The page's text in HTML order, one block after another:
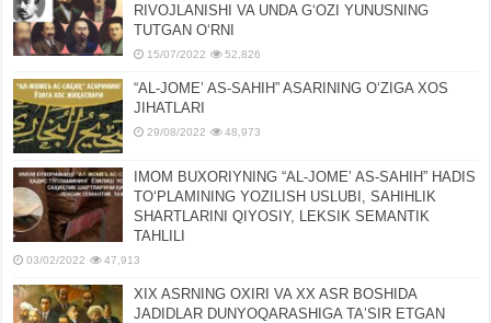
RIVOJLANISHI VA UNDA GʻOZI YUNUSNING
TUTGAN OʻRNI
15/07/2022 52,826
“AL-JOMEʼ AS-SAHIH” ASARINING OʻZIGA XOS
JIHATLARI
29/08/2022 48,973
IMOM BUXORIYNING “AL-JOMEʼ AS-SAHIH” HADIS
TOʻPLAMINING YOZILISH USLUBI, SAHIHLIK
SHARTLARINI QIYOSIY, LЕKSIK SЕMANTIK
TAHLILI
03/02/2022 47,913
XIX ASRNING OXIRI VA XX ASR BOSHIDA
JADIDLAR DUNYOQARASHIGA TAʼSIR ETGAN